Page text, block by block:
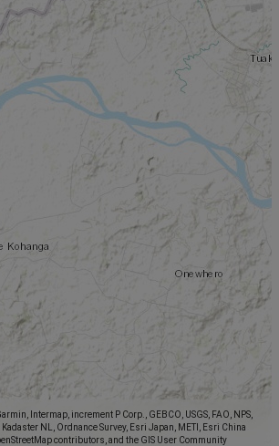
Intermap, increment P Corp., GEBCO, USGS, FAO, NPS,
Kadaster NL, Ordnance Survey, Esri Japan, METI, Esri China
contributors, and the GIS User Community